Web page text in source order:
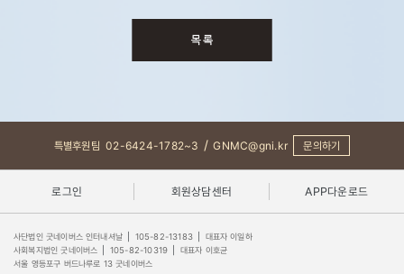
특별후원팀 02-6424-1782~3 / GNMC@gni.kr 문의하기
로그인 회원상담센터 APP다운로드
사단법인 굿네이버스 인터내셔날 105-82-13183
대표자 이일하
사회복지법인 굿네이버스
105-82-10319
대표자 이호균
서울 영등포구 버드나루로 13 굿네이버스